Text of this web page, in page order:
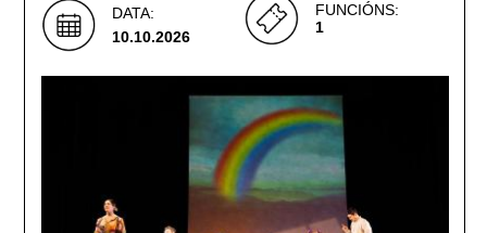
DATA:
10.10.2026
FUNCIÓNS:
1